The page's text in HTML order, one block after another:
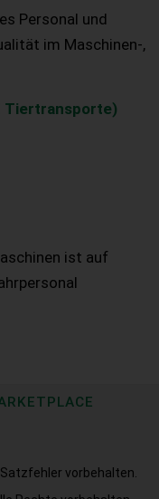
Personal und
im Maschinen-,
Tiertransporte)
ist auf
vorbehalten.